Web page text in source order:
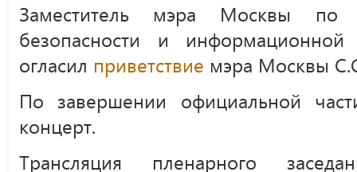
Заместитель мэра Москвы по
безопасности и
огласил приветствие мэра Москвы
По завершении официальной
концерт.
Трансляция пленарного